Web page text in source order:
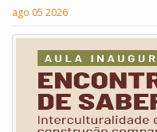
ago 05 2026